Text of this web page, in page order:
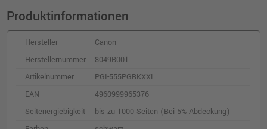
Produktinformationen
Hersteller
Canon
Herstellernummer
8049B001
Artikelnummer
PGI-555PGBKXXL
EAN
4960999965376
Seitenergiebigkeit
bis zu 1000 Seiten (Bei 5% Abdeckung)